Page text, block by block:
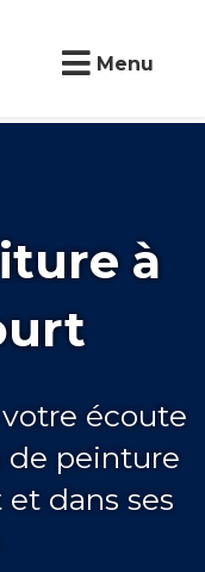
Menu
à
écoute
de peinture
dans ses